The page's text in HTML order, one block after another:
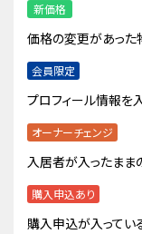
新価格
価格の変更があった
会員限定
プロフィール情報を
オーナーチェンジ
入居者が入ったまま
購入申込あり
購入申込が入ってい